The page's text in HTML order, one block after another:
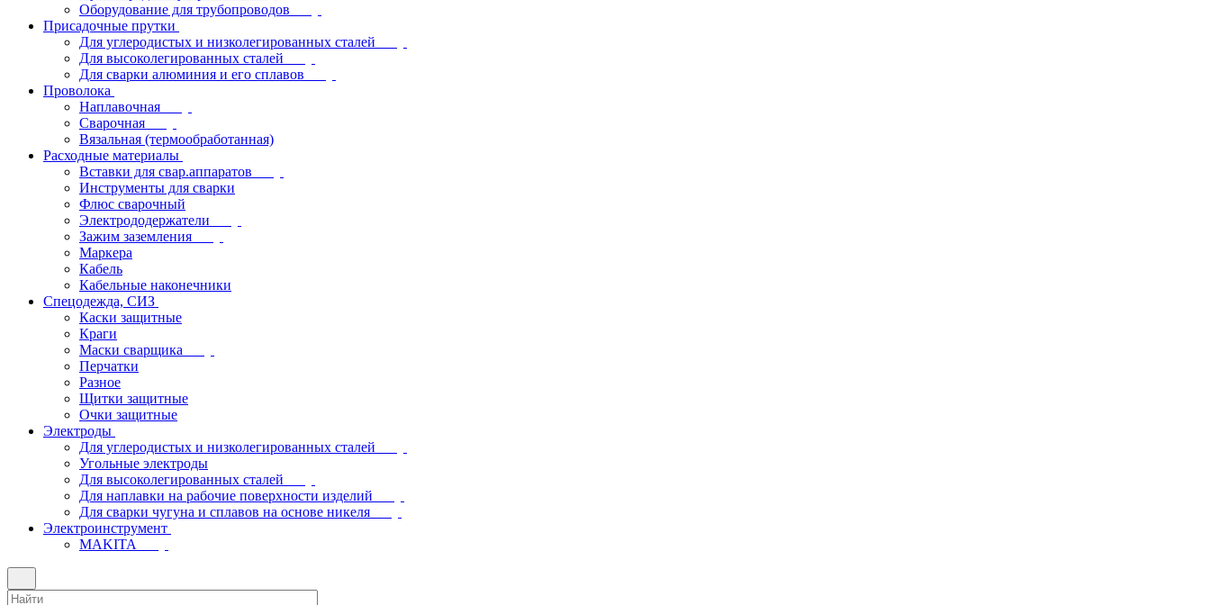
Оборудование для трубопроводов
Присадочные прутки
Для углеродистых и низколегированных сталей
Для высоколегированных сталей
Для сварки алюминия и его сплавов
Проволока
Наплавочная
Сварочная
Вязальная (термообработанная)
Расходные материалы
Вставки для свар.аппаратов
Инструменты для сварки
Флюс сварочный
Электрододержатели
Зажим заземления
Маркера
Кабель
Кабельные наконечники
Спецодежда, СИЗ
Каски защитные
Краги
Маски сварщика
Перчатки
Разное
Щитки защитные
Очки защитные
Электроды
Для углеродистых и низколегированных сталей
Угольные электроды
Для высоколегированных сталей
Для наплавки на рабочие поверхности изделий
Для сварки чугуна и сплавов на основе никеля
Электроинструмент
МAKITA